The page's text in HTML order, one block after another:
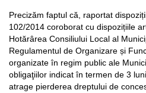
Precizăm faptul că, raportat
102/2014 coroborat cu dispozițiile
Hotărârea Consiliului Local al
Regulamentul de Organizare și
organizate în regim public ale
obligaţiilor indicat în termen de 3
atrage pierderea dreptului de